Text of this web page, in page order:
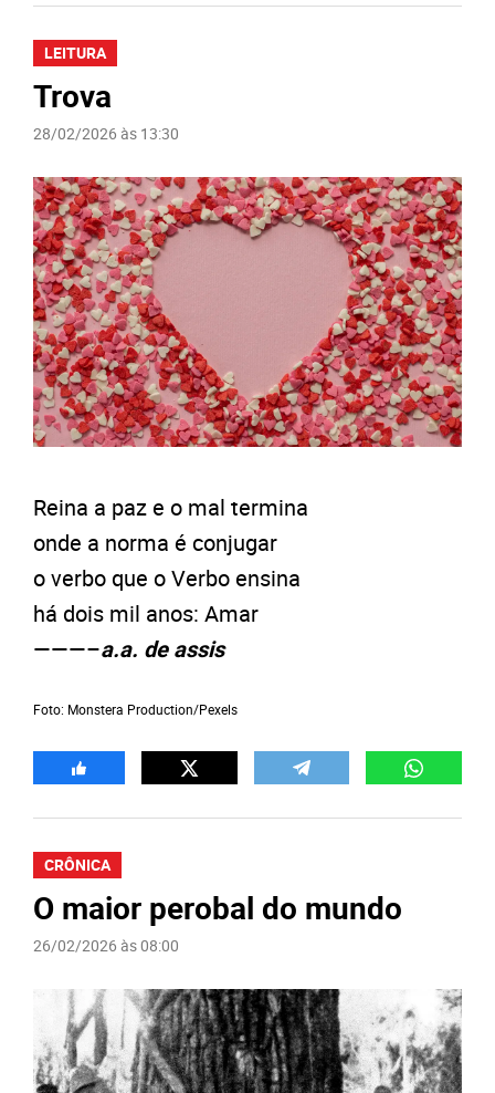
LEITURA
Trova
28/02/2026 às 13:30
Reina a paz e o mal termina
onde a norma é conjugar
o verbo que o Verbo ensina
há dois mil anos: Amar
———–a.a. de assis
Foto: Monstera Production/Pexels
CRÔNICA
O maior perobal do mundo
26/02/2026 às 08:00